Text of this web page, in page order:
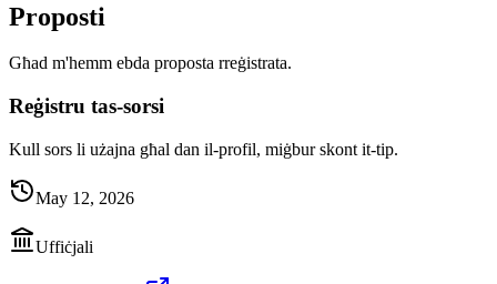
Proposti
Għad m'hemm ebda proposta rreġistrata.
Reġistru tas-sorsi
Kull sors li użajna għal dan il-profil, miġbur skont it-tip.
May 12, 2026
Uffiċjali